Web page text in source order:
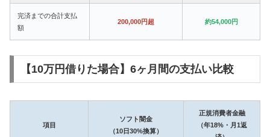
完済までの合計支払
額
200,000円超 約54,000円
【10万円借りた場合】6ヶ月間の支払い比較
項目
ソフト闇金
（10日30%換算）
正規消費者金融
（年18%・月1返